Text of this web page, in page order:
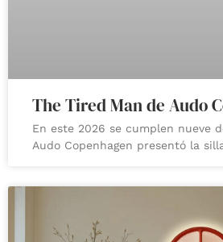
The Tired Man de Audo
En este 2026 se cumplen nueve
Audo Copenhagen presentó la